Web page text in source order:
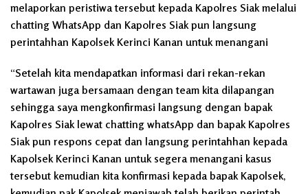
melaporkan peristiwa tersebut kepada Kapolres Siak melalui
chatting WhatsApp dan Kapolres Siak pun langsung
perintahhan Kapolsek Kerinci Kanan untuk menangani
“Setelah kita mendapatkan informasi dari rekan-rekan
wartawan juga bersamaan dengan team kita dilapangan
sehingga saya mengkonfirmasi langsung dengan bapak
Kapolres Siak lewat chatting whatsApp dan bapak Kapolres
Siak pun respons cepat dan langsung perintahhan kepada
Kapolsek Kerinci Kanan untuk segera menangani kasus
tersebut kemudian kita konfirmasi kepada bapak Kapolsek,